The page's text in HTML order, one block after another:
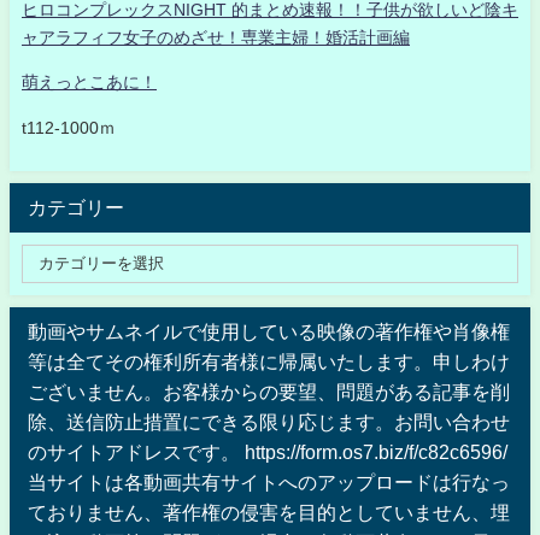
ヒロコンプレックスNIGHT 的まとめ速報！！子供が欲しいど陰キ
ャアラフィフ女子のめざせ！専業主婦！婚活計画編
萌えっとこあに！
t112-1000ｍ
カテゴリー
動画やサムネイルで使用している映像の著作権や肖像権
等は全てその権利所有者様に帰属いたします。申しわけ
ございません。お客様からの要望、問題がある記事を削
除、送信防止措置にできる限り応じます。お問い合わせ
のサイトアドレスです。 https://form.os7.biz/f/c82c6596/
当サイトは各動画共有サイトへのアップロードは行なっ
ておりません、著作権の侵害を目的としていません、埋